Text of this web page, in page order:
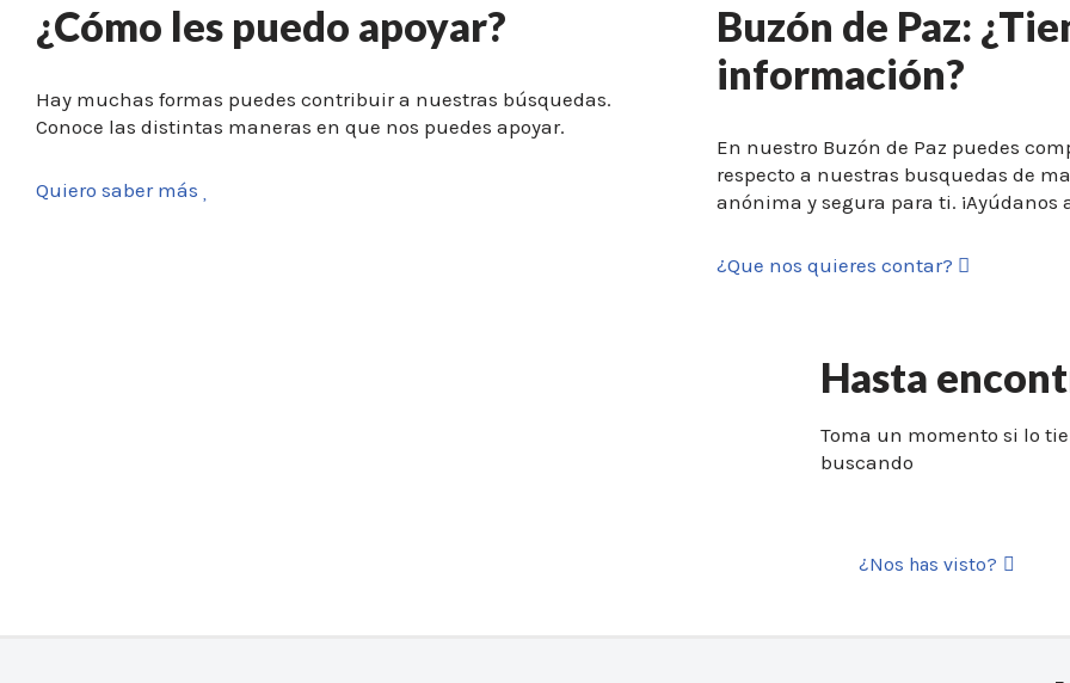
¿Cómo les puedo apoyar?
Hay muchas formas puedes contribuir a nuestras búsquedas.
Conoce las distintas maneras en que nos puedes apoyar.
Quiero saber más
Buzón de Paz:
información?
En nuestro Buzón de Paz puedes
respecto a nuestras busquedas de
anónima y segura para ti. ¡Ayúdanos
¿Que nos quieres contar?
Hasta
Toma un momento si lo
buscando
¿Nos has visto?